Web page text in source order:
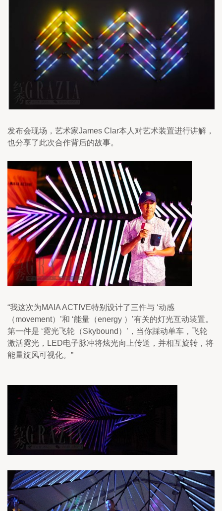
发布会现场，艺术家James Clar本人对艺术装置进行讲解，
也分享了此次合作背后的故事。
“我这次为MAIA ACTIVE特别设计了三件与 ‘动感
（movement）’和 ‘能量（energy ）’有关的灯光互动装置。
第一件是 ‘霓光飞轮（Skybound）’，当你踩动单车，飞轮
激活霓光，LED电子脉冲将炫光向上传送，并相互旋转，将
能量旋风可视化。”